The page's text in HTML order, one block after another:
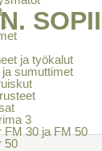
ja työkalut
sumuttimet
3
FM 30 ja FM 50
50